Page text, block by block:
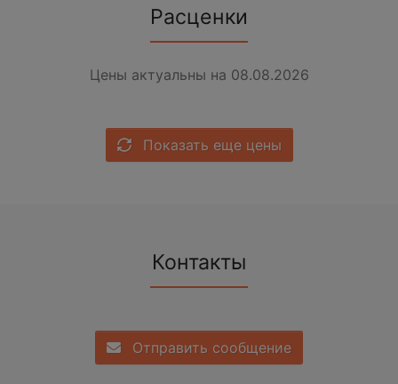
Расценки
Цены актуальны на 08.08.2026
Показать еще цены
Контакты
Отправить сообщение